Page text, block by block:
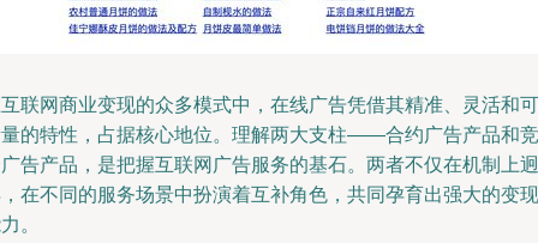
联网商业变现的众多模式中，在线广告凭借其精准、灵活和可
的特性，占据核心地位。理解两大支柱——合约广告产品和竞
告产品，是把握互联网广告服务的基石。两者不仅在机制上迥
在不同的服务场景中扮演着互补角色，共同孕育出强大的变现
。